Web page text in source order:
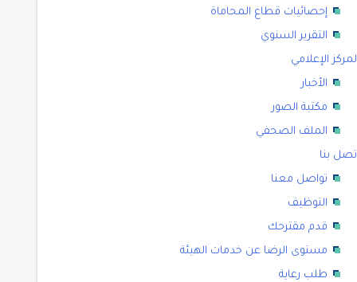
إحصائيات قطاع المحاماة
التقرير السنوي
الإعلامي
الأخبار
مكتبة الصور
الملف الصحفي
بنا
تواصل معنا
التوظيف
قدم مقترحك
مستوى الرضا عن خدمات الهيئة
طلب رعاية